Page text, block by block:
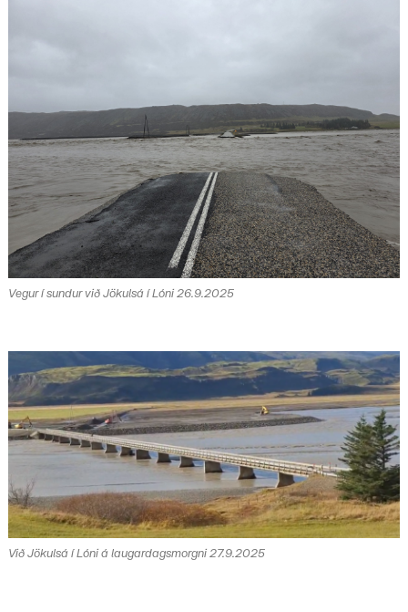
Vegur í sundur við Jökulsá í Lóni 26.9.2025
Við Jökulsá í Lóni á laugardagsmorgni 27.9.2025